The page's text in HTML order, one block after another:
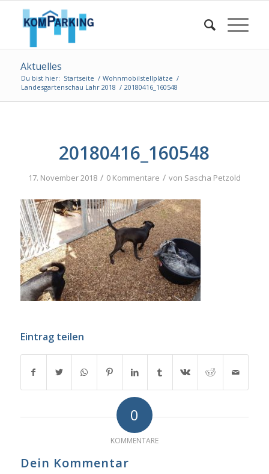
Aktuelles
Du bist hier: Startseite / Wohnmobilstellplätze /
Landesgartenschau Lahr 2018 / 20180416_160548
20180416_160548
17. November 2018 / 0 Kommentare / von Sascha Petzold
Eintrag teilen
0
KOMMENTARE
Dein Kommentar